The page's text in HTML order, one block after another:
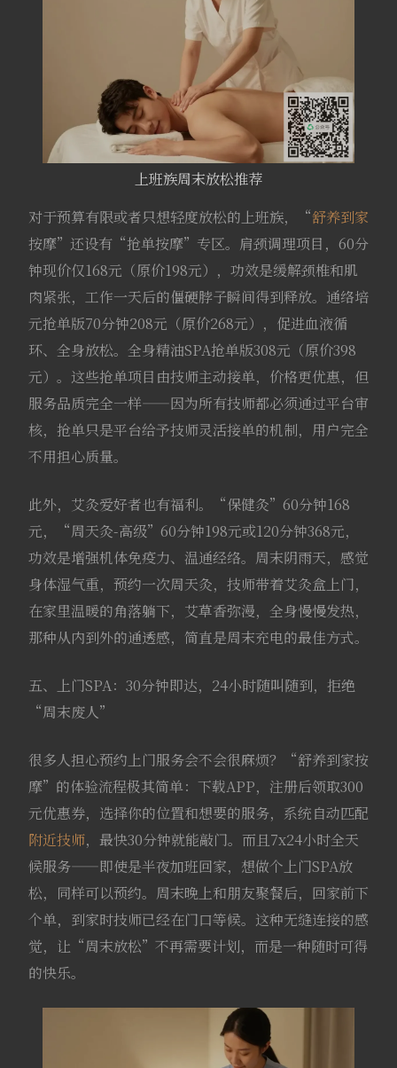
上班族周末放松推荐
对于预算有限或者只想轻度放松的上班族，“舒养到家
按摩”还设有“抢单按摩”专区。肩颈调理项目，60分
钟现价仅168元（原价198元），功效是缓解颈椎和肌
肉紧张，工作一天后的僵硬脖子瞬间得到释放。通络培
元抢单版70分钟208元（原价268元），促进血液循
环、全身放松。全身精油SPA抢单版308元（原价398
元）。这些抢单项目由技师主动接单，价格更优惠，但
服务品质完全一样——因为所有技师都必须通过平台审
核，抢单只是平台给予技师灵活接单的机制，用户完全
不用担心质量。
此外，艾灸爱好者也有福利。“保健灸”60分钟168
元，“周天灸-高级”60分钟198元或120分钟368元，
功效是增强机体免疫力、温通经络。周末阴雨天，感觉
身体湿气重，预约一次周天灸，技师带着艾灸盒上门，
在家里温暖的角落躺下，艾草香弥漫，全身慢慢发热，
那种从内到外的通透感，简直是周末充电的最佳方式。
五、上门SPA：30分钟即达，24小时随叫随到，拒绝
“周末废人”
很多人担心预约上门服务会不会很麻烦？“舒养到家按
摩”的体验流程极其简单：下载APP，注册后领取300
元优惠券，选择你的位置和想要的服务，系统自动匹配
附近技师，最快30分钟就能敲门。而且7x24小时全天
候服务——即使是半夜加班回家，想做个上门SPA放
松，同样可以预约。周末晚上和朋友聚餐后，回家前下
个单，到家时技师已经在门口等候。这种无缝连接的感
觉，让“周末放松”不再需要计划，而是一种随时可得
的快乐。